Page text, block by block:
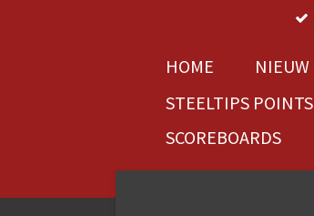
HOME NIEUW
STEELTIPS POINTS
SCOREBOARDS